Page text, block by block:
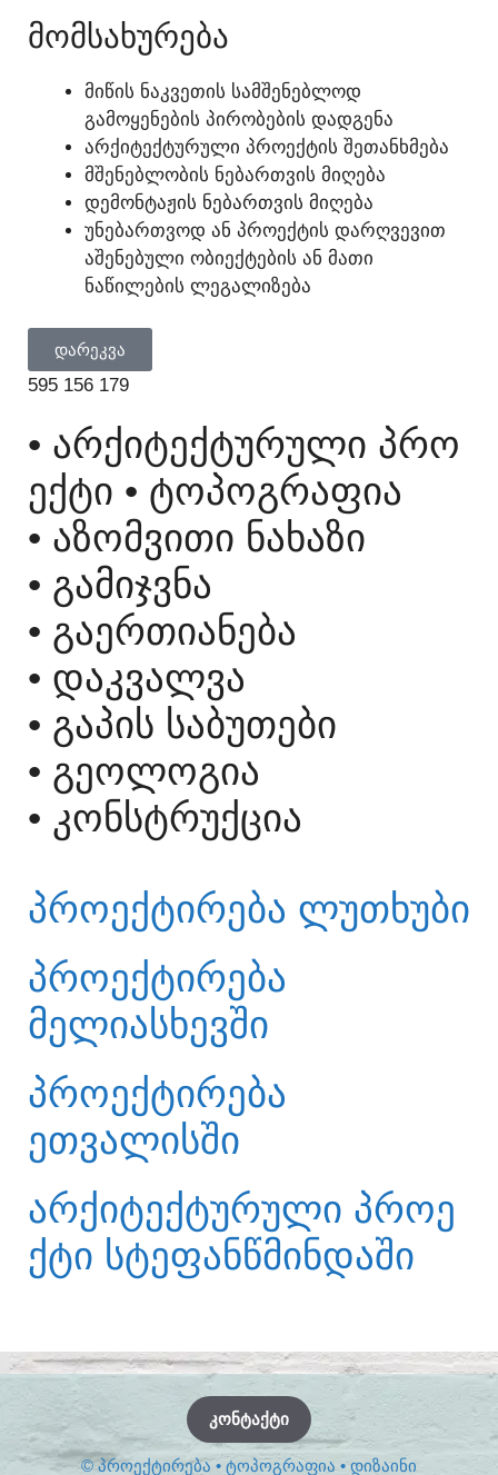
ᲛᲝᲛᲡᲐᲮᲣᲠᲔᲑᲐ
ᲛᲘᲬᲘᲡ ᲜᲐᲙᲕᲔᲗᲘᲡ ᲡᲐᲛᲨᲔᲜᲔᲑᲚᲝᲓ
ᲒᲐᲛᲝᲧᲔᲜᲔᲑᲘᲡ ᲞᲘᲠᲝᲑᲔᲑᲘᲡ ᲓᲐᲓᲒᲔᲜᲐ
ᲐᲠᲥᲘᲢᲔᲥᲢᲣᲠᲣᲚᲘ ᲞᲠᲝᲔᲥᲢᲘᲡ ᲨᲔᲗᲐᲜᲮᲛᲔᲑᲐ
ᲛᲨᲔᲜᲔᲑᲚᲝᲑᲘᲡ ᲜᲔᲑᲐᲠᲗᲕᲘᲡ ᲛᲘᲦᲔᲑᲐ
ᲓᲔᲛᲝᲜᲢᲐᲟᲘᲡ ᲜᲔᲑᲐᲠᲗᲕᲘᲡ ᲛᲘᲦᲔᲑᲐ
ᲣᲜᲔᲑᲐᲠᲗᲕᲝᲓ ᲐᲜ ᲞᲠᲝᲔᲥᲢᲘᲡ ᲓᲐᲠᲦᲕᲔᲕᲘᲗ
ᲐᲨᲔᲜᲔᲑᲣᲚᲘ ᲝᲑᲘᲔᲥᲢᲔᲑᲘᲡ ᲐᲜ ᲛᲐᲗᲘ
ᲜᲐᲬᲘᲚᲔᲑᲘᲡ ᲚᲔᲒᲐᲚᲘᲖᲔᲑᲐ
ᲓᲐᲠᲔᲙᲕᲐ
595 156 179
• ᲐᲠᲥᲘᲢᲔᲥᲢᲣᲠᲣᲚᲘ ᲞᲠᲝ
ᲔᲥᲢᲘ • ᲢᲝᲞᲝᲒᲠᲐᲤᲘᲐ
• ᲐᲖᲝᲛᲕᲘᲗᲘ ᲜᲐᲮᲐᲖᲘ
• ᲒᲐᲛᲘᲯᲕᲜᲐ
• ᲒᲐᲔᲠᲗᲘᲐᲜᲔᲑᲐ
• ᲓᲐᲙᲕᲐᲚᲕᲐ
• ᲒᲐᲞᲘᲡ ᲡᲐᲑᲣᲗᲔᲑᲘ
• ᲒᲔᲝᲚᲝᲒᲘᲐ
• ᲙᲝᲜᲡᲢᲠᲣᲥᲪᲘᲐ
ᲞᲠᲝᲔᲥᲢᲘᲠᲔᲑᲐ ᲚᲣᲗᲮᲣᲑᲘ
ᲞᲠᲝᲔᲥᲢᲘᲠᲔᲑᲐ
ᲛᲔᲚᲘᲐᲡᲮᲔᲕᲨᲘ
ᲞᲠᲝᲔᲥᲢᲘᲠᲔᲑᲐ
ᲔᲗᲕᲐᲚᲘᲡᲨᲘ
ᲐᲠᲥᲘᲢᲔᲥᲢᲣᲠᲣᲚᲘ ᲞᲠᲝᲔ
ᲥᲢᲘ ᲡᲢᲔᲤᲐᲜᲬᲛᲘᲜᲓᲐᲨᲘ
ᲙᲝᲜᲢᲐᲥᲢᲘ
© ᲞᲠᲝᲔᲥᲢᲘᲠᲔᲑᲐ • ᲢᲝᲞᲝᲒᲠᲐᲤᲘᲐ • ᲓᲘᲖᲐᲘᲜᲘ